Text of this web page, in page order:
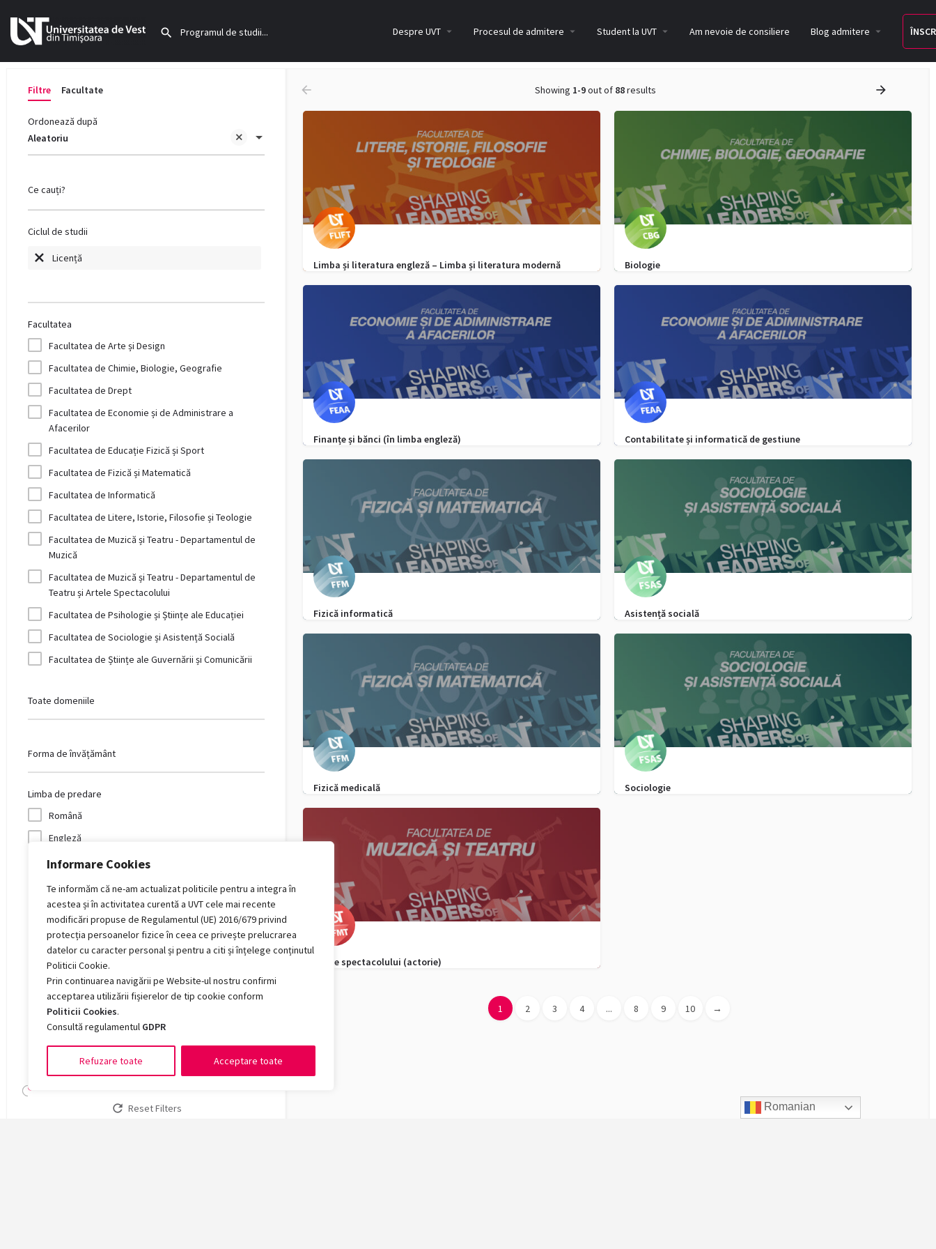
Informare Cookies
Te informăm că ne-am actualizat politicile pentru a integra în
acestea și în activitatea curentă a UVT cele mai recente
modificări propuse de Regulamentul (UE) 2016/679 privind
protecția persoanelor fizice în ceea ce privește prelucrarea
datelor cu caracter personal și pentru a citi și înțelege conținutul
Politicii Cookie.
Prin continuarea navigării pe Website-ul nostru confirmi
acceptarea utilizării fișierelor de tip cookie conform
Politicii Cookies.
Consultă regulamentul GDPR
Refuzare toate Acceptare toate
Despre UVT Procesul de admitere Student la UVT Am nevoie de consiliere Blog admitere
Filtre Facultate
Aleatoriu
Ordonează după
Ce cauți?
Licență
Ciclul de studii
Facultatea
Facultatea de Arte și Design
Facultatea de Chimie, Biologie, Geografie
Facultatea de Drept
Facultatea de Economie și de Administrare a
Afacerilor
Facultatea de Educație Fizică și Sport
Facultatea de Fizică și Matematică
Facultatea de Informatică
Facultatea de Litere, Istorie, Filosofie și Teologie
Facultatea de Muzică și Teatru - Departamentul de
Muzică
Facultatea de Muzică și Teatru - Departamentul de
Teatru și Artele Spectacolului
Facultatea de Psihologie și Științe ale Educației
Facultatea de Sociologie și Asistență Socială
Facultatea de Științe ale Guvernării și Comunicării
Toate domeniile
Forma de învățământ
Limba de predare
Română
Engleză
Franceză
Română, engleză, franceză, germană, italiană,
spaniolă
Română, rusă, engleză, franceză, germană, italiană,
spaniolă
Română, sârbă, engleză, franceză, germană,
italiană, spaniolă
Română, rusă, sârbă, japoneză
Locuri buget
Search
Reset Filters
Showing 1-9out of 88results
Limba și literatura engleză – Limba și literatura modernă
latină/Limba și literatura română
admitere.lift@e-uvt.ro
Biologie
0732823604 admitere.biologie@e-uvt.ro
Finanțe și bănci (în limba engleză)
0256 592 506 admitere.feaa@e-uvt.ro
Contabilitate și informatică de gestiune
0256 592 506 admitere.feaa@e-uvt.ro
Fizică informatică
0256 592 298 admitere.ffm@e-uvt.ro
Asistență socială
0256592720, WhatsApp - 0747355916 admitere.fsas@e-uvt.ro
Fizică medicală
0256 592 298 admitere.ffm@e-uvt.ro
Sociologie
Artele spectacolului (actorie)
1 2 3 4 ... 8 9 10 →
Romanian